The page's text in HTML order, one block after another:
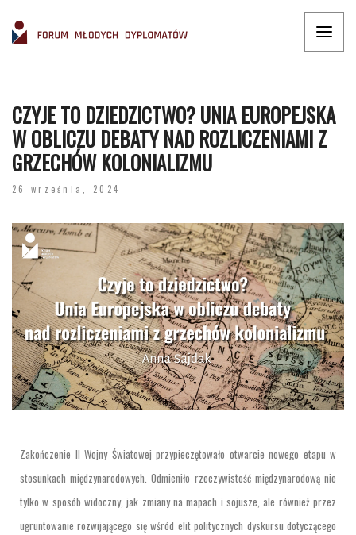
CZYJE TO DZIEDZICTWO? UNIA EUROPEJSKA
W OBLICZU DEBATY NAD ROZLICZENIAMI Z
GRZECHÓW KOLONIALIZMU
26 września, 2024
Zakończenie II Wojny Światowej przypieczętowało otwarcie nowego etapu w
stosunkach międzynarodowych. Odmieniło rzeczywistość międzynarodową nie
tylko w sposób widoczny, jak zmiany na mapach i sojusze, ale również przez
ugruntowanie rozwijającego się wśród elit politycznych dyskursu dotyczącego